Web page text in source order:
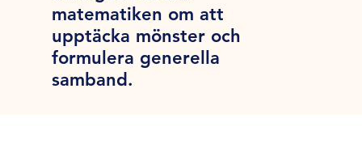
matematiken om att
upptäcka mönster och
formulera generella
samband.